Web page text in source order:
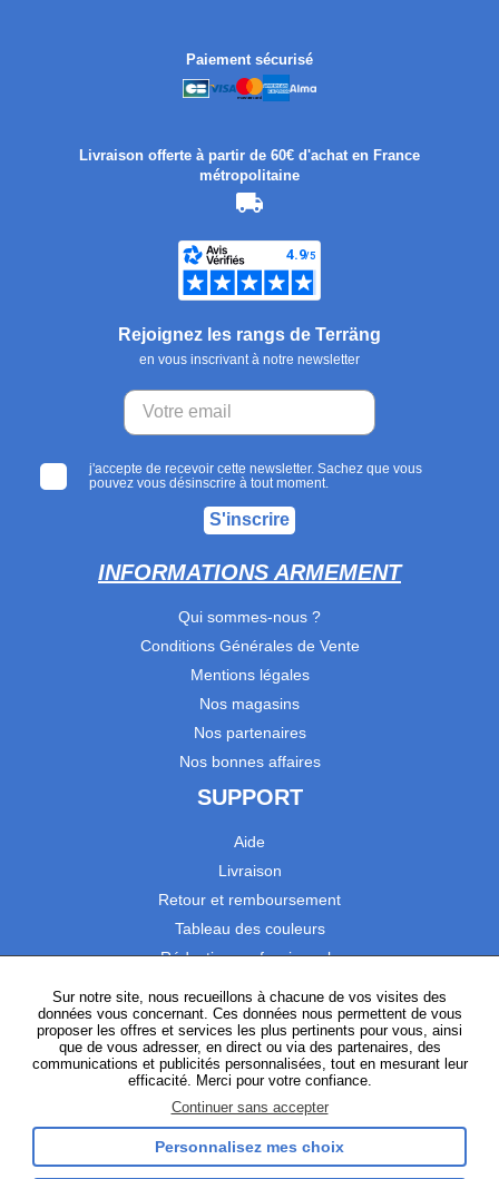
Paiement sécurisé
Livraison offerte à partir de 60€ d'achat en France
métropolitaine
Rejoignez les rangs de Terräng
en vous inscrivant à notre newsletter
j'accepte de recevoir cette newsletter. Sachez que vous
pouvez vous désinscrire à tout moment.
S'inscrire
INFORMATIONS ARMEMENT
Qui sommes-nous ?
Conditions Générales de Vente
Mentions légales
Nos magasins
Nos partenaires
Nos bonnes affaires
SUPPORT
Aide
Livraison
Retour et remboursement
Tableau des couleurs
Réduction professionnels
Satisfaction Clients
SUIVEZ-NOUS
InstagramTikTokFacebookYouTubeLinkedIn
Sur notre site, nous recueillons à chacune de vos visites des
données vous concernant. Ces données nous permettent de vous
proposer les offres et services les plus pertinents pour vous, ainsi
que de vous adresser, en direct ou via des partenaires, des
communications et publicités personnalisées, tout en mesurant leur
efficacité. Merci pour votre confiance.
Continuer sans accepter
Personnalisez mes choix